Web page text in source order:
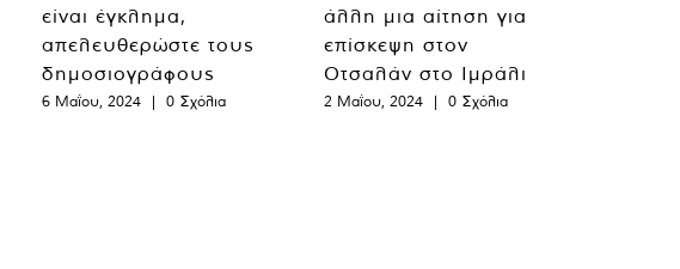
είναι έγκλημα,
απελευθερώστε τους
δημοσιογράφους
6 Μαΐου, 2024 | 0 Σχόλια
άλλη μια αίτηση για
επίσκεψη στον
Οτσαλάν στο Ιμράλι
2 Μαΐου, 2024 | 0 Σχόλια